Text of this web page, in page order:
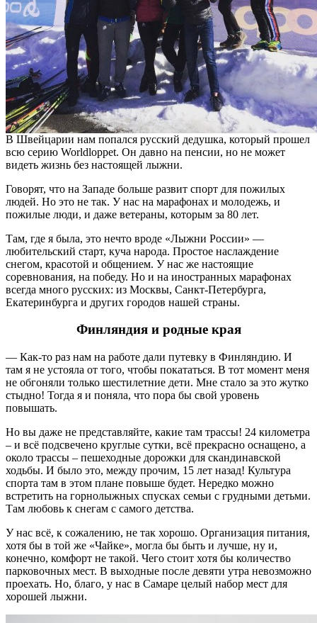
В Швейцарии нам попался русский дедушка, который прошел
всю серию Worldloppet. Он давно на пенсии, но не может
видеть жизнь без настоящей лыжни.
Говорят, что на Западе больше развит спорт для пожилых
людей. Но это не так. У нас на марафонах и молодежь, и
пожилые люди, и даже ветераны, которым за 80 лет.
Там, где я была, это нечто вроде «Лыжни России» —
любительский старт, куча народа. Простое наслаждение
снегом, красотой и общением. У нас же настоящие
соревнования, на победу. Но и на иностранных марафонах
всегда много русских: из Москвы, Санкт-Петербурга,
Екатеринбурга и других городов нашей страны.
Финляндия и родные края
— Как-то раз нам на работе дали путевку в Финляндию. И
там я не устояла от того, чтобы покататься. В тот момент меня
не обгоняли только шестилетние дети. Мне стало за это жутко
стыдно! Тогда я и поняла, что пора бы свой уровень
повышать.
Но вы даже не представляйте, какие там трассы! 24 километра
– и всё подсвечено круглые сутки, всё прекрасно оснащено, а
около трассы – пешеходные дорожки для скандинавской
ходьбы. И было это, между прочим, 15 лет назад! Культура
спорта там в этом плане повыше будет. Нередко можно
встретить на горнолыжных спусках семьи с грудными детьми.
Там любовь к снегам с самого детства.
У нас всё, к сожалению, не так хорошо. Организация питания,
хотя бы в той же «Чайке», могла бы быть и лучше, ну и,
конечно, комфорт не такой. Чего стоит хотя бы количество
парковочных мест. В выходные после девяти утра невозможно
проехать. Но, благо, у нас в Самаре целый набор мест для
хорошей лыжни.